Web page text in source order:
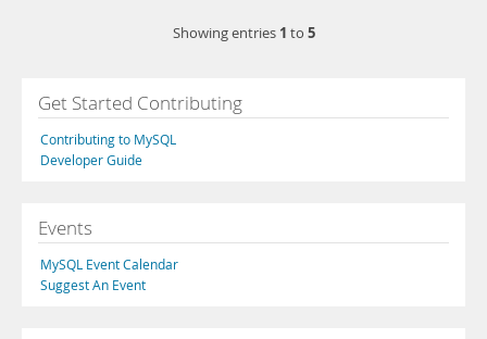
Showing entries 1 to 5
Get Started Contributing
Contributing to MySQL
Developer Guide
Events
MySQL Event Calendar
Suggest An Event